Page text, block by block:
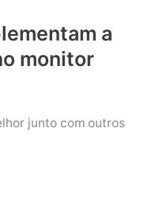
a
monitor
junto com outros